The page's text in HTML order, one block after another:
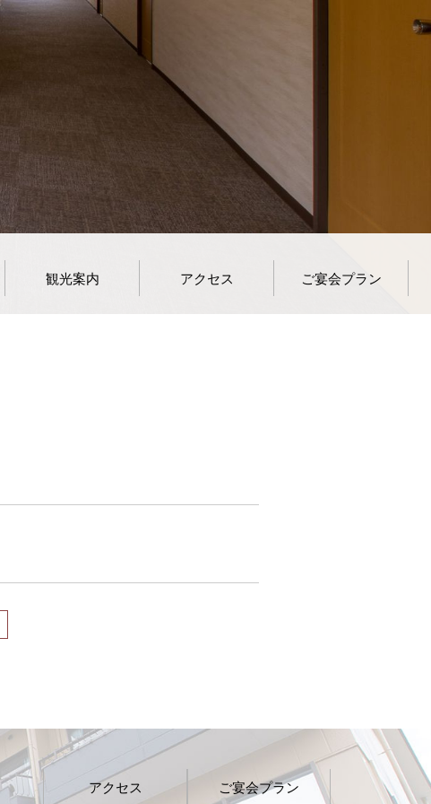
観光案内 アクセス ご宴会プラン
アクセス ご宴会プラン